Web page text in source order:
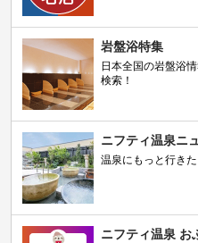
岩盤浴特集
日本全国の岩盤浴
検索！
ニフティ温泉ニ
温泉にもっと行き
ニフティ温泉 お